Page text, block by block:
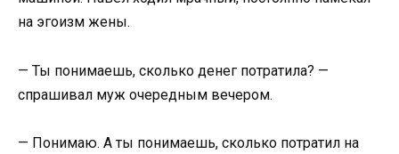
на эгоизм жены.
— Ты понимаешь, сколько денег потратила? —
спрашивал муж очередным вечером.
— Понимаю. А ты понимаешь, сколько потратил на